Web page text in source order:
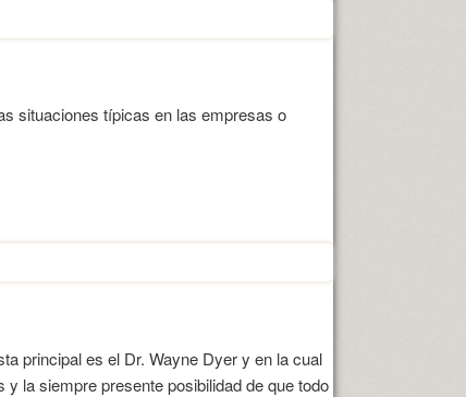
situaciones típicas en las empresas o
principal es el Dr. Wayne Dyer y en la cual
la siempre presente posibilidad de que todo